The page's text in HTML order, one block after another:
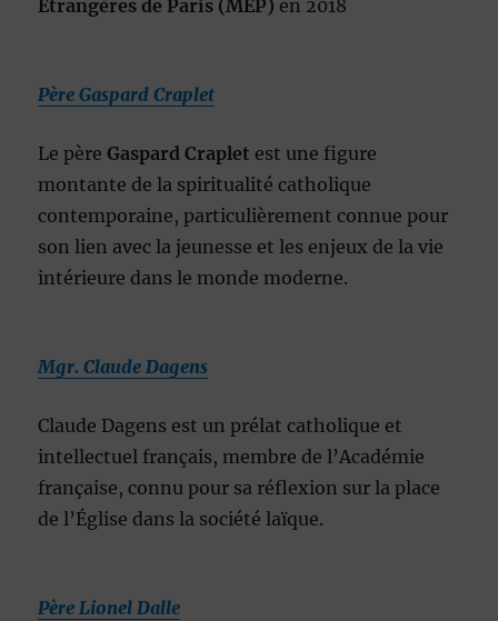
Étrangères de Paris (MEP) en 2018
Père Gaspard Craplet
Le pèreGaspard Craplet est une figure
montante de la spiritualité catholique
contemporaine, particulièrement connue pour
son lien avec la jeunesse et les enjeux de la vie
intérieure dans le monde moderne.
Mgr. Claude Dagens
Claude Dagens est un prélat catholique et
intellectuel français, membre de l’Académie
française, connu pour sa réflexion sur la place
de l’Église dans la société laïque.
Père Lionel Dalle